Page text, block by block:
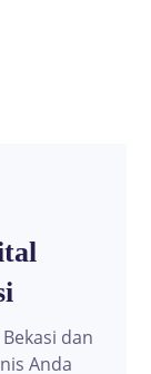
dan
Anda